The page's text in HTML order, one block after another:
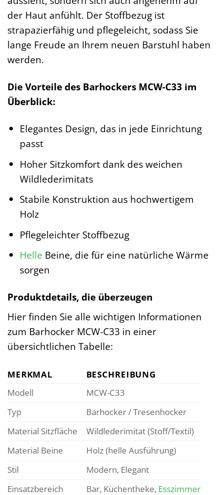
der Haut anfühlt. Der Stoffbezug ist
strapazierfähig und pflegeleicht, sodass Sie
lange Freude an Ihrem neuen Barstuhl haben
werden.
Die Vorteile des Barhockers MCW-C33 im
Überblick:
Elegantes Design, das in jede Einrichtung
passt
Hoher Sitzkomfort dank des weichen
Wildlederimitats
Stabile Konstruktion aus hochwertigem
Holz
Pflegeleichter Stoffbezug
Helle Beine, die für eine natürliche Wärme
sorgen
Produktdetails, die überzeugen
Hier finden Sie alle wichtigen Informationen
zum Barhocker MCW-C33 in einer
übersichtlichen Tabelle:
MERKMAL
BESCHREIBUNG
Modell
MCW-C33
Typ
Barhocker / Tresenhocker
Material Sitzfläche
Wildlederimitat (Stoff/Textil)
Material Beine
Holz (helle Ausführung)
Stil
Modern, Elegant
Einsatzbereich
Bar, Küchentheke, Esszimmer